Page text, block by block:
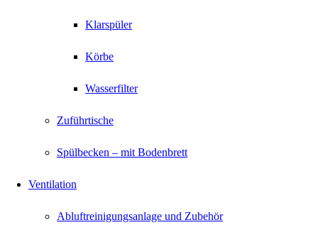
Klarspüler
Körbe
Wasserfilter
Zuführtische
Spülbecken – mit Bodenbrett
Ventilation
Abluftreinigungsanlage und Zubehör